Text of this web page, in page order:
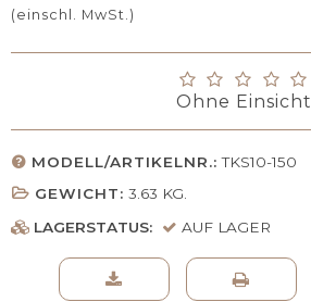
(einschl. MwSt.)
Ohne Einsicht
MODELL/ARTIKELNR.: TKS10-150
GEWICHT: 3.63 KG.
LAGERSTATUS:
AUF LAGER